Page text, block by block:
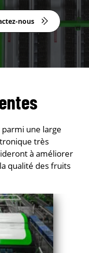
nous
une large
très
à améliorer
qualité des fruits